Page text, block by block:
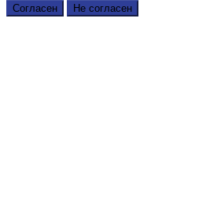
Согласен Не согласен